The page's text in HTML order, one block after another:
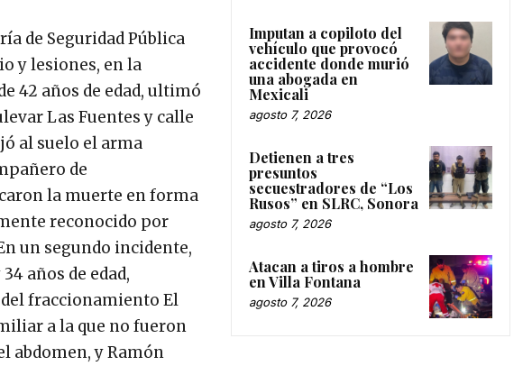
de Seguridad Pública
y lesiones, en la
42 años de edad, ultimó
Las Fuentes y calle
al suelo el arma
de
la muerte en forma
reconocido por
un segundo incidente,
años de edad,
fraccionamiento El
a la que no fueron
abdomen, y Ramón
Imputan a copiloto del
vehículo que provocó
accidente donde murió
una abogada en
Mexicali
agosto 7, 2026
Detienen a tres
presuntos
secuestradores de “Los
Rusos” en SLRC, Sonora
agosto 7, 2026
Atacan a tiros a hombre
en Villa Fontana
agosto 7, 2026